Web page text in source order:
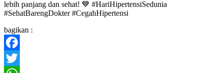
lebih panjang dan sehat! 💙 #HariHipertensiSedunia
#SehatBarengDokter #CegahHipertensi
bagikan :
Facebook